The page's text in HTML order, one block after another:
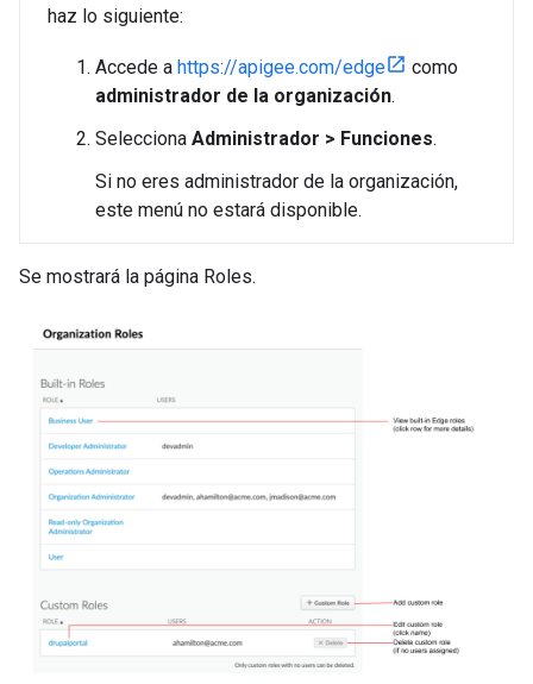
haz lo siguiente:
Accede a https://apigee.com/edge
como
administrador de la organización.
Selecciona Administrador > Funciones.
Si no eres administrador de la organización,
este menú no estará disponible.
Se mostrará la página Roles.